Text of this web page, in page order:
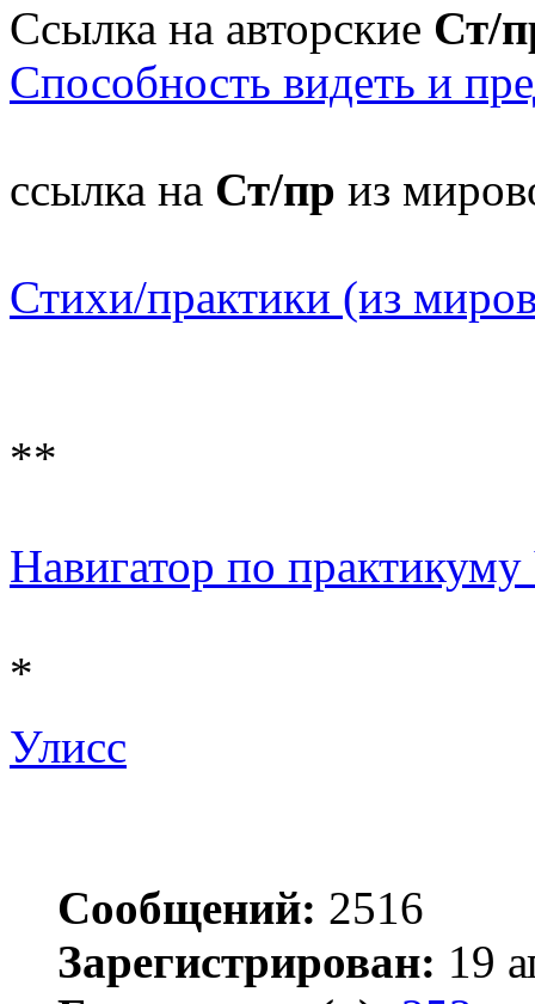
Ссылка на авторские Ст/
Способность видеть и
ссылка на Ст/пр из
Стихи/практики (из
**
Навигатор по
*
Улисс
Сообщений: 2516
Зарегистрирован: 19